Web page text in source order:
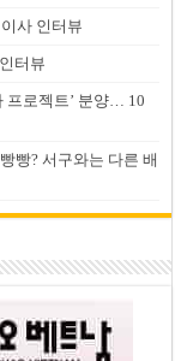
사 인터뷰
터뷰
프로젝트’ 분양… 10
빵? 서구와는 다른 배